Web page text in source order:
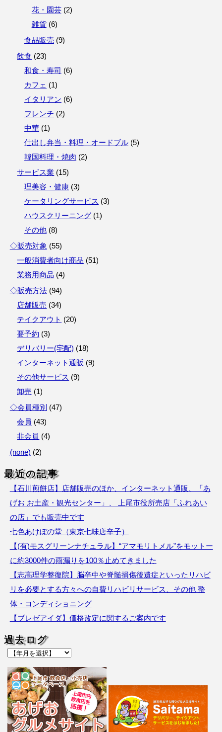
花・園芸 (2)
雑貨 (6)
食品販売 (9)
飲食 (23)
和食・寿司 (6)
カフェ (1)
イタリアン (6)
フレンチ (2)
中華 (1)
仕出し弁当・料理・オードブル (5)
韓国料理・焼肉 (2)
サービス業 (15)
理美容・健康 (3)
ケータリングサービス (3)
ハウスクリーニング (1)
その他 (8)
◇販売対象 (55)
一般消費者向け商品 (51)
業務用商品 (4)
◇販売方法 (94)
店舗販売 (34)
テイクアウト (20)
要予約 (3)
デリバリー(宅配) (18)
インターネット通販 (9)
その他サービス (9)
卸売 (1)
◇会員種別 (47)
会員 (43)
非会員 (4)
(none) (2)
最近の記事
【石川煎餅店】店舗販売のほか、インターネット通販、「あ
げお お土産・観光センター」、 上尾市役所売店「ふれあい
の店」でも販売中です
七色あけぼの堂（東京七味唐辛子）
【(有)モスグリーンナチュラル】“アマモリトメル”をモットー
に約3000件の雨漏りを100％止めてきました
【志高理学整復院】脳卒中や脊髄損傷後遺症といったリハビ
リを必要とする方々への自費リハビリサービス、その他 整
体・コンディショニング
【ブレゼアイダ】価格改定に関するご案内です
過去ログ